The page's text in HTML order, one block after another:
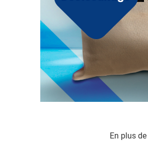
Maison et bien-être
Repas et art de la table
Jouets
Vêtements
Durable
Inspiration
En plus